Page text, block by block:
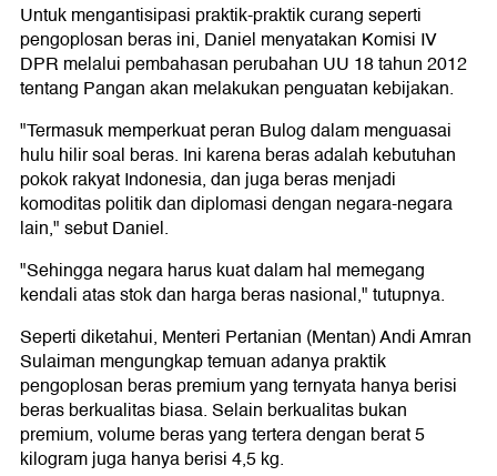
Untuk mengantisipasi praktik-praktik curang seperti
pengoplosan beras ini, Daniel menyatakan Komisi IV
DPR melalui pembahasan perubahan UU 18 tahun 2012
tentang Pangan akan melakukan penguatan kebijakan.
"Termasuk memperkuat peran Bulog dalam menguasai
hulu hilir soal beras. Ini karena beras adalah kebutuhan
pokok rakyat Indonesia, dan juga beras menjadi
komoditas politik dan diplomasi dengan negara-negara
lain," sebut Daniel.
"Sehingga negara harus kuat dalam hal memegang
kendali atas stok dan harga beras nasional," tutupnya.
Seperti diketahui, Menteri Pertanian (Mentan) Andi Amran
Sulaiman mengungkap temuan adanya praktik
pengoplosan beras premium yang ternyata hanya berisi
beras berkualitas biasa. Selain berkualitas bukan
premium, volume beras yang tertera dengan berat 5
kilogram juga hanya berisi 4,5 kg.